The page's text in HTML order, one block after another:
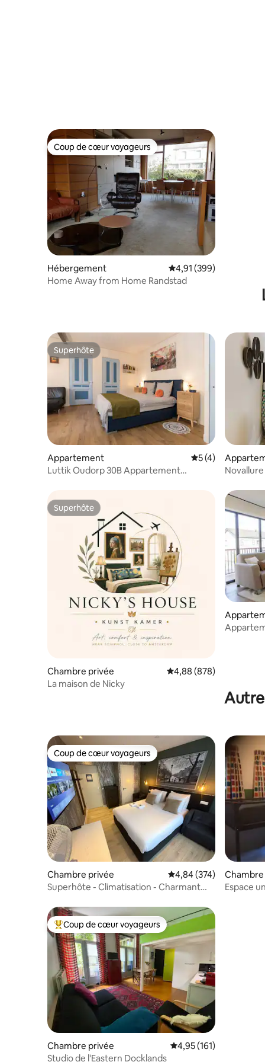
Coup de cœur voyageurs
Coup de cœur voyageurs
Hébergement Évaluation moyenne
4,91 (399)
Home Away from Home Randstad
Superhôte
Superhôte
Appartement Évaluation
5 (4)
Luttik Oudorp 30B Appartement
Superhôte
Superhôte
Chambre privée Évaluation moyenne
4,88 (878)
La maison de Nicky
Coup de cœur voyageurs
Coup de cœur voyageurs
Chambre privée Évaluation moyenne
4,84 (374)
Superhôte - Climatisation - Charmant
Espace
Coups de cœur voyageurs les plus appréciés
Coup de cœur voyageurs
Chambre privée Évaluation moyenne
4,95 (161)
Studio de l'Eastern Docklands